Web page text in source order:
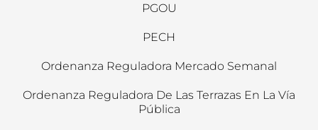
PGOU
PECH
Ordenanza Reguladora Mercado Semanal
Ordenanza Reguladora De Las Terrazas En La Vía
Pública